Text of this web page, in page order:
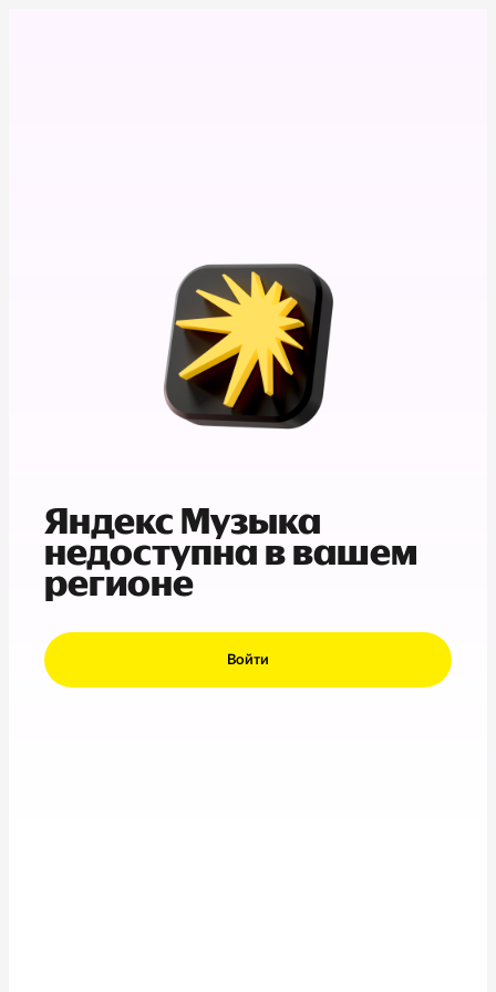
Яндекс Музыка
недоступна в вашем
регионе
Войти